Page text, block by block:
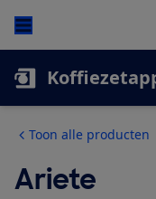
Toon alle producten
Ariete